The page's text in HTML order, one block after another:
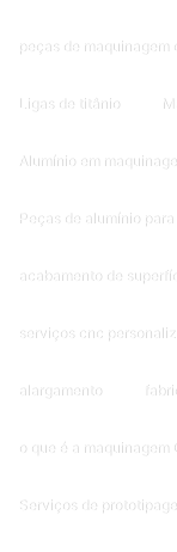
peças de maquinagem
Ligas de titânio
Alumínio em
Peças de alumínio
acabamento de
serviços cnc
alargamento
o que é a maquinagem
Serviços de